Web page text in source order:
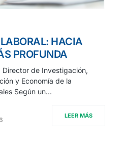
HACIA
PROFUNDA
Director de Investigación,
y Economía de la
Según un…
LEER MÁS